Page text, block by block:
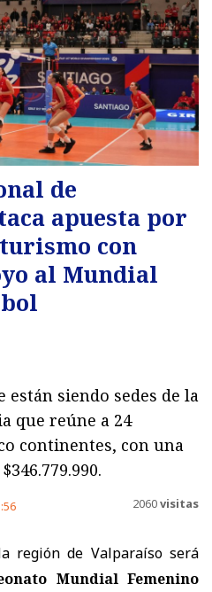
de
apuesta por
con
al Mundial
están siendo sedes de la
que reúne a 24
continentes, con una
2060visitas
región de Valparaíso será
Mundial Femenino